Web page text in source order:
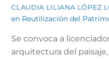
CLAUDIA LILIANA LÓPEZ
en Reutilización del
Se convoca a
arquitectura del